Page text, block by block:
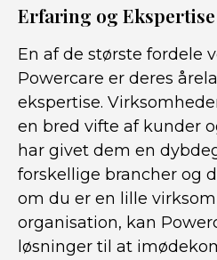
Erfaring og Ekspertise
En af de største fordele
Powercare er deres
ekspertise.
en bred vifte af kunder
har givet dem en
forskellige brancher og
om du er en lille
organisation, kan
løsninger til at